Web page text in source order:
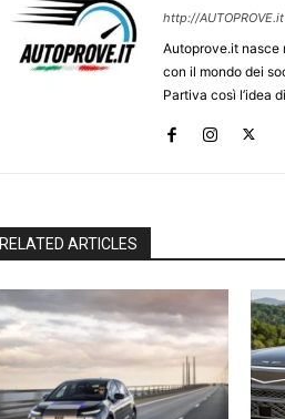
http://AUTOPROVE.it
Autoprove.it nasce
con il mondo dei
Partiva così l’idea
RELATED ARTICLES